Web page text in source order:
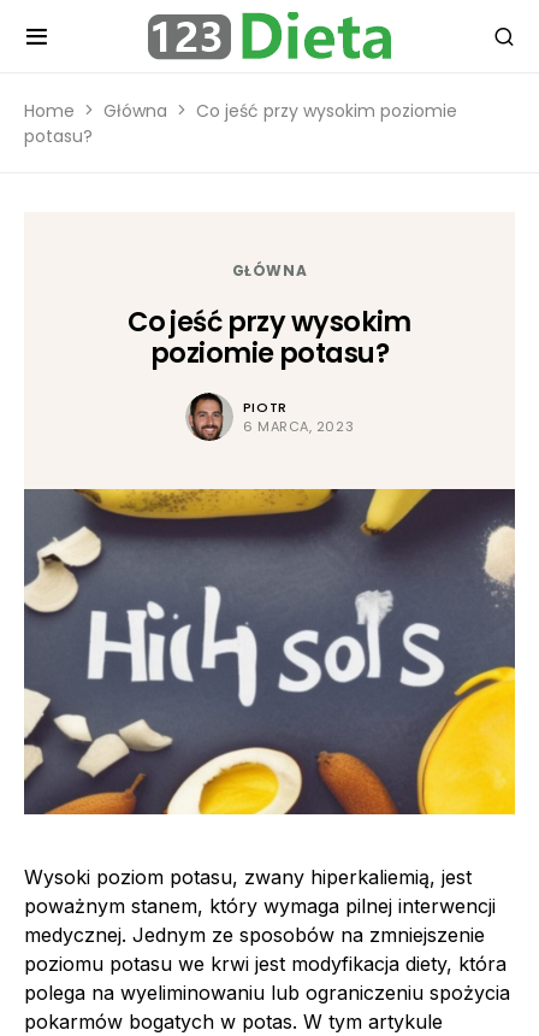
Home Główna
Co jeść przy wysokim poziomie
potasu?
GŁÓWNA
Co jeść przy wysokim
poziomie potasu?
PIOTR
6 MARCA, 2023
Wysoki poziom potasu, zwany hiperkaliemią, jest
poważnym stanem, który wymaga pilnej interwencji
medycznej. Jednym ze sposobów na zmniejszenie
poziomu potasu we krwi jest modyfikacja diety, która
polega na wyeliminowaniu lub ograniczeniu spożycia
pokarmów bogatych w potas. W tym artykule